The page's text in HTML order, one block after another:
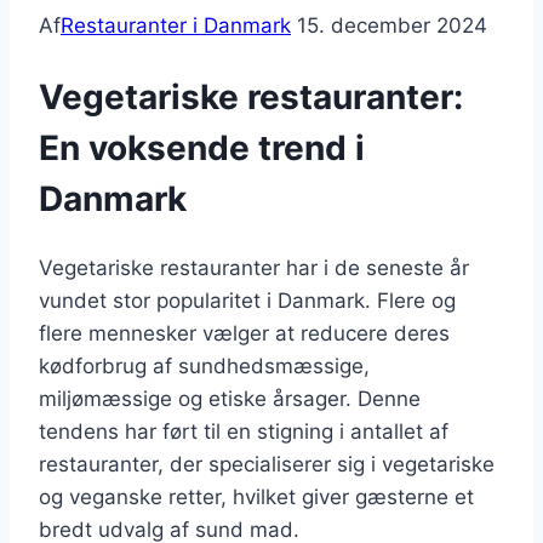
AfRestauranter i Danmark 15. december 2024
Vegetariske restauranter:
En voksende trend i
Danmark
Vegetariske restauranter har i de seneste år
vundet stor popularitet i Danmark. Flere og
flere mennesker vælger at reducere deres
kødforbrug af sundhedsmæssige,
miljømæssige og etiske årsager. Denne
tendens har ført til en stigning i antallet af
restauranter, der specialiserer sig i vegetariske
og veganske retter, hvilket giver gæsterne et
bredt udvalg af sund mad.